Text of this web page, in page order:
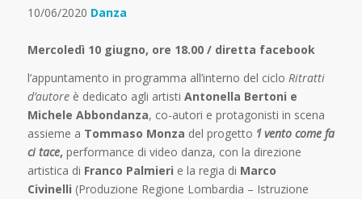
10/06/2020 Danza
Mercoledì 10 giugno, ore 18.00 / diretta facebook
l’appuntamento in programma all’interno del ciclo Ritratti
d’autoreè dedicato agli artisti Antonella Bertoni e
Michele Abbondanza, co-autori e protagonisti in scena
assieme a Tommaso Monza del progetto ‘l vento come fa
ci tace, performance di video danza, con la direzione
artistica di Franco Palmieri e la regia di Marco
Civinelli (Produzione Regione Lombardia – Istruzione